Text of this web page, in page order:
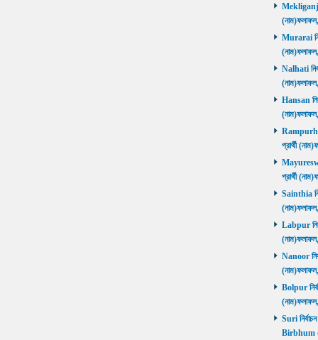
Mekliganj
Murarai
Nalhati
Hansan
Rampurhat
প্রার্থী
প্রার্থী
Sainthia
Labpur
Nanoor
Bolpur
Suri
Birbhum